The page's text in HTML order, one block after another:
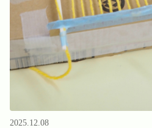
2025.12.08